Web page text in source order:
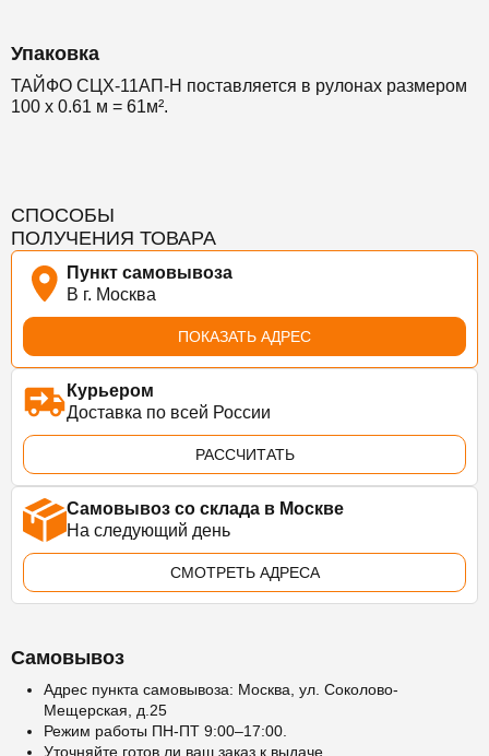
Упаковка
ТАЙФО СЦХ-11АП-Н поставляется в рулонах размером
100 x 0.61 м = 61м².
СПОСОБЫ
ПОЛУЧЕНИЯ ТОВАРА
Пункт самовывоза
В г. Москва
ПОКАЗАТЬ АДРЕС
Курьером
Доставка по всей России
РАССЧИТАТЬ
Самовывоз со склада в Москве
На следующий день
СМОТРЕТЬ АДРЕСА
Самовывоз
Адрес пункта самовывоза: Москва, ул. Соколово-
Мещерская, д.25
Режим работы ПН-ПТ 9:00–17:00.
Уточняйте готов ли ваш заказ к выдаче.